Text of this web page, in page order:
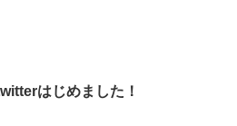
はじめました！